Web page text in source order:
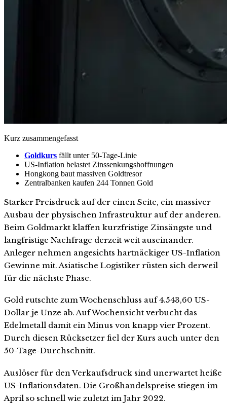
Kurz zusammengefasst
Goldkurs fällt unter 50-Tage-Linie
US-Inflation belastet Zinssenkungshoffnungen
Hongkong baut massiven Goldtresor
Zentralbanken kaufen 244 Tonnen Gold
Starker Preisdruck auf der einen Seite, ein massiver
Ausbau der physischen Infrastruktur auf der anderen.
Beim Goldmarkt klaffen kurzfristige Zinsängste und
langfristige Nachfrage derzeit weit auseinander.
Anleger nehmen angesichts hartnäckiger US-Inflation
Gewinne mit. Asiatische Logistiker rüsten sich derweil
für die nächste Phase.
Gold rutschte zum Wochenschluss auf 4.543,60 US-
Dollar je Unze ab. Auf Wochensicht verbucht das
Edelmetall damit ein Minus von knapp vier Prozent.
Durch diesen Rücksetzer fiel der Kurs auch unter den
50-Tage-Durchschnitt.
Auslöser für den Verkaufsdruck sind unerwartet heiße
US-Inflationsdaten. Die Großhandelspreise stiegen im
April so schnell wie zuletzt im Jahr 2022.